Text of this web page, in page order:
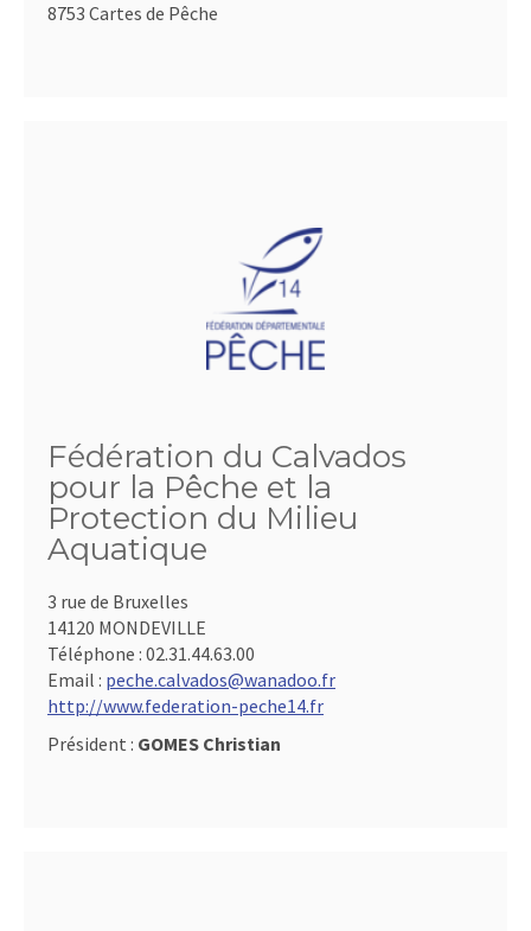
8753 Cartes de Pêche
Fédération du Calvados
pour la Pêche et la
Protection du Milieu
Aquatique
3 rue de Bruxelles
14120 MONDEVILLE
Téléphone : 02.31.44.63.00
Email : peche.calvados@wanadoo.fr
http://www.federation-peche14.fr
Président : GOMES Christian